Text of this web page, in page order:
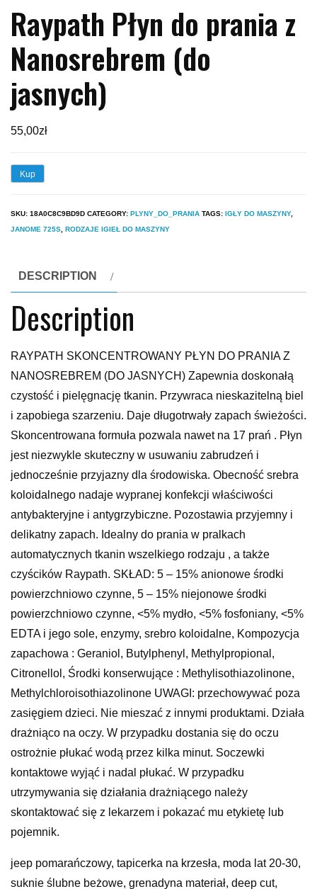
Raypath Płyn do prania z
Nanosrebrem (do
jasnych)
55,00zł
Kup
SKU: 18A0C8C9BD9D CATEGORY: PLYNY_DO_PRANIA TAGS: IGŁY DO MASZYNY,
JANOME 725S RODZAJE IGIEŁ DO MASZYNY
DESCRIPTION
Description
RAYPATH SKONCENTROWANY PŁYN DO PRANIA Z
NANOSREBREM (DO JASNYCH) Zapewnia doskonałą
czystość i pielęgnację tkanin. Przywraca nieskazitelną biel
i zapobiega szarzeniu. Daje długotrwały zapach świeżości.
Skoncentrowana formuła pozwala nawet na 17 prań . Płyn
jest niezwykle skuteczny w usuwaniu zabrudzeń i
jednocześnie przyjazny dla środowiska. Obecność srebra
koloidalnego nadaje wypranej konfekcji właściwości
antybakteryjne i antygrzybiczne. Pozostawia przyjemny i
delikatny zapach. Idealny do prania w pralkach
automatycznych tkanin wszelkiego rodzaju , a także
czyścików Raypath. SKŁAD: 5 – 15% anionowe środki
powierzchniowo czynne, 5 – 15% niejonowe środki
powierzchniowo czynne, <5% mydło, <5% fosfoniany, <5%
EDTA i jego sole, enzymy, srebro koloidalne, Kompozycja
zapachowa : Geraniol, Butylphenyl, Methylpropional,
Citronellol, Środki konserwujące : Methylisothiazolinone,
Methylchloroisothiazolinone UWAGI: przechowywać poza
zasięgiem dzieci. Nie mieszać z innymi produktami. Działa
drażniąco na oczy. W przypadku dostania się do oczu
ostrożnie płukać wodą przez kilka minut. Soczewki
kontaktowe wyjąć i nadal płukać. W przypadku
utrzymywania się działania drażniącego należy
skontaktować się z lekarzem i pokazać mu etykietę lub
pojemnik.
jeep pomarańczowy, tapicerka na krzesła, moda lat 20-30,
suknie ślubne beżowe, grenadyna materiał, deep cut,